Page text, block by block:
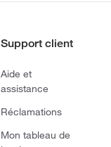
Support client
Aide et
assistance
Réclamations
Mon tableau de